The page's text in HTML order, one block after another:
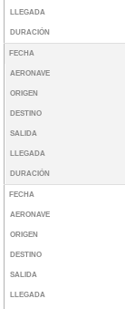
LLEGADA
DURACIÓN
FECHA
AERONAVE
ORIGEN
DESTINO
SALIDA
LLEGADA
DURACIÓN
FECHA
AERONAVE
ORIGEN
DESTINO
SALIDA
LLEGADA